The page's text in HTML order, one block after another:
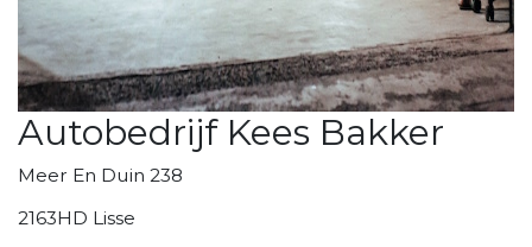
Autobedrijf Kees Bakker
Meer En Duin 238
2163HD Lisse